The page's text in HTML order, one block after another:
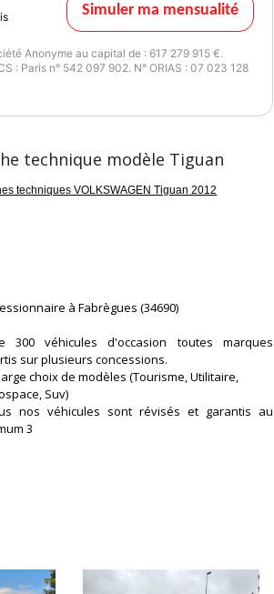
Simuler ma mensualité
Anonyme au capital de : 617 279 915 €.
: Paris n° 542 097 902. N° ORIAS : 07 023 128
technique modèle Tiguan
techniques VOLKSWAGEN Tiguan 2012
à Fabrègues (34690)
300 véhicules d'occasion toutes marques
sur plusieurs concessions.
choix de modèles (Tourisme, Utilitaire,
Suv)
nos véhicules sont révisés et garantis au
3
en 2007,
du
Montpellier pour trouver le véhicule qui vous
au mieux.